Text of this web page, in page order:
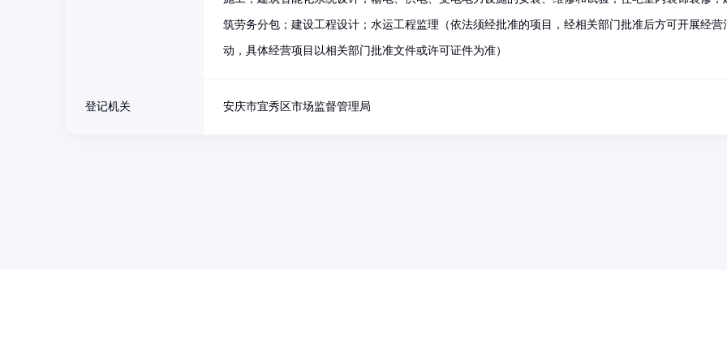
筑劳务分包；建设工程设计；水运工程监理（依法须经批准的项目，经相关部门批准后方可开展经营
动，具体经营项目以相关部门批准文件或许可证件为准）
登记机关 安庆市宜秀区市场监督管理局